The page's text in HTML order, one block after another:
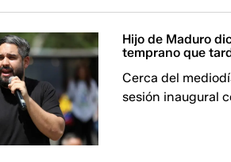
Hijo de Maduro
temprano que
Cerca del
sesión inaugural